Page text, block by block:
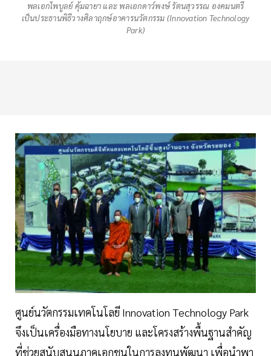
พลเอกไพบูลย์ คุ้มฉายา และ พลเอกดาว์พงษ์ รัตนสุวรรณ องคมนตรี
เป็นประธานพิธีวางศิลาฤกษ์อาคารนวัตกรรม (Innovation Technology
Park)
ศูนย์นวัตกรรมเทคโนโลยี Innovation Technology Park
จึงเป็นเครื่องมือทางนโยบาย และโครงสร้างพื้นฐานสำคัญ
ที่ช่วยสนับสนุนภาคเอกชนในการลงทุนพัฒนา เพื่อนำพา